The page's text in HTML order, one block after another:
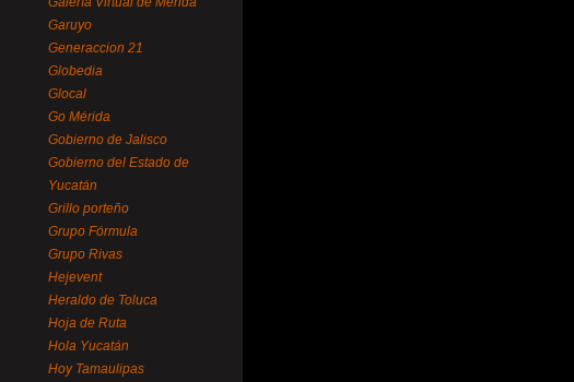
Garuyo
Generaccion 21
Globedia
Glocal
Go Mérida
Gobierno de Jalisco
Gobierno del Estado de
Yucatán
Grillo porteño
Grupo Fórmula
Grupo Rivas
Hejevent
Heraldo de Toluca
Hoja de Ruta
Hola Yucatán
Hoy Tamaulipas